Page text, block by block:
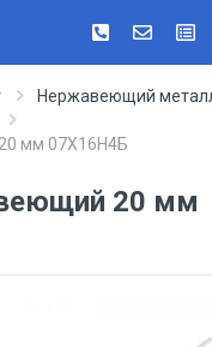
Нержавеющий
мм 07Х16Н4Б
20 мм